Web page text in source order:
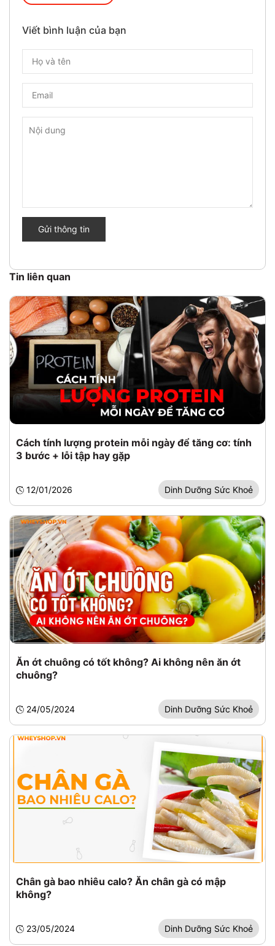
Viết bình luận của bạn
Gửi thông tin
Tin liên quan
Cách tính lượng protein mỗi ngày để tăng cơ: tính
3 bước + lỗi tập hay gặp
12/01/2026 Dinh Dưỡng Sức Khoẻ
Ăn ớt chuông có tốt không? Ai không nên ăn ớt
chuông?
24/05/2024 Dinh Dưỡng Sức Khoẻ
Chân gà bao nhiêu calo? Ăn chân gà có mập
không?
23/05/2024 Dinh Dưỡng Sức Khoẻ